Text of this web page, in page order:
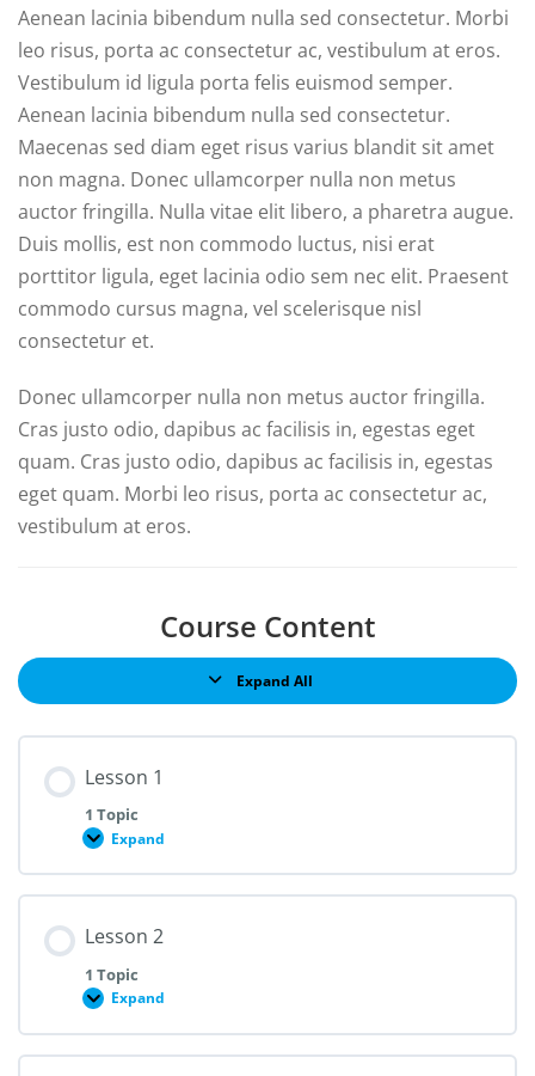
Aenean lacinia bibendum nulla sed consectetur. Morbi
leo risus, porta ac consectetur ac, vestibulum at eros.
Vestibulum id ligula porta felis euismod semper.
Aenean lacinia bibendum nulla sed consectetur.
Maecenas sed diam eget risus varius blandit sit amet
non magna. Donec ullamcorper nulla non metus
auctor fringilla. Nulla vitae elit libero, a pharetra augue.
Duis mollis, est non commodo luctus, nisi erat
porttitor ligula, eget lacinia odio sem nec elit. Praesent
commodo cursus magna, vel scelerisque nisl
consectetur et.
Donec ullamcorper nulla non metus auctor fringilla.
Cras justo odio, dapibus ac facilisis in, egestas eget
quam. Cras justo odio, dapibus ac facilisis in, egestas
eget quam. Morbi leo risus, porta ac consectetur ac,
vestibulum at eros.
Course Content
Expand All
Lesson 1
1 Topic
Expand
Lesson 2
1 Topic
Expand